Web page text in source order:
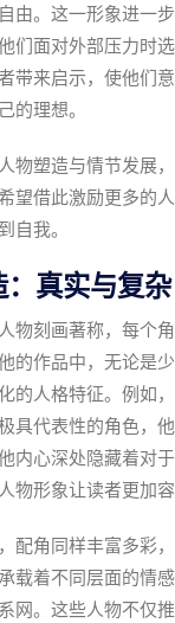
由。这一形象进一
们面对外部压力时
带来启示，使他们意
的理想。
物塑造与情节发展
望借此激励更多的
自我。
真实与复杂
物刻画著称，每个
的作品中，无论是
的人格特征。例如
具代表性的角色，
内心深处隐藏着对
物形象让读者更加容
配角同样丰富多彩
载着不同层面的情
网。这些人物不仅